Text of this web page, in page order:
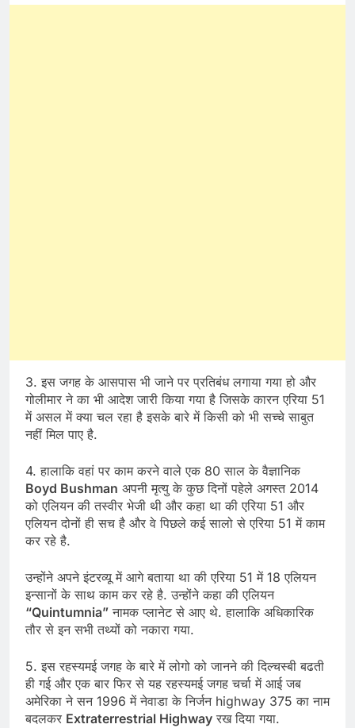
3. इस जगह के आसपास भी जाने पर प्रतिबंध लगाया गया हो और
गोलीमार ने का भी आदेश जारी किया गया है जिसके कारन एरिया 51
में असल में क्या चल रहा है इसके बारे में किसी को भी सच्चे साबुत
नहीं मिल पाए है.
4. हालाकि वहां पर काम करने वाले एक 80 साल के वैज्ञानिक
Boyd Bushman अपनी मृत्यु के कुछ दिनों पहेले अगस्त 2014
को एलियन की तस्वीर भेजी थी और कहा था की एरिया 51 और
एलियन दोनों ही सच है और वे पिछले कई सालो से एरिया 51 में काम
कर रहे है.
उन्होंने अपने इंटरव्यू में आगे बताया था की एरिया 51 में 18 एलियन
इन्सानों के साथ काम कर रहे है. उन्होंने कहा की एलियन
“Quintumnia” नामक प्लानेट से आए थे. हालाकि अधिकारिक
तौर से इन सभी तथ्यों को नकारा गया.
5. इस रहस्यमई जगह के बारे में लोगो को जानने की दिल्चस्बी बढती
ही गई और एक बार फिर से यह रहस्यमई जगह चर्चा में आई जब
अमेरिका ने सन 1996 में नेवाडा के निर्जन highway 375 का नाम
बदलकर Extraterrestrial Highway रख दिया गया.